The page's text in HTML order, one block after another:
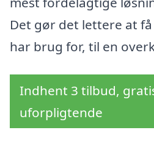
Det gør det lettere at
har brug for, til en
Indhent 3 tilbud,
uforpligtende